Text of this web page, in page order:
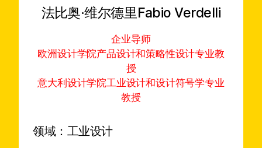
法比奥·维尔德里Fabio Verdelli
企业导师
欧洲设计学院产品设计和策略性设计专业教
授
意大利设计学院工业设计和设计符号学专业
教授
领域： 工业设计